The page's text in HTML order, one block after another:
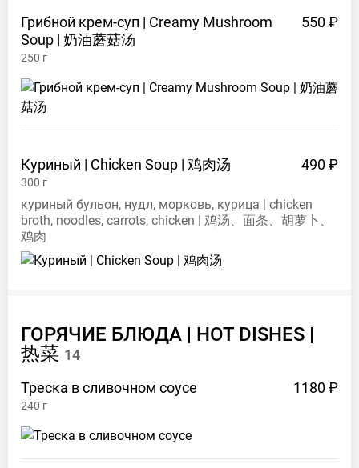
Грибной крем-суп | Creamy Mushroom
Soup | 奶油蘑菇汤
550 ₽
250 г
Куриный | Chicken Soup | 鸡肉汤 490 ₽
300 г
куриный бульон, нудл, морковь, курица | chicken
broth, noodles, carrots, chicken | 鸡汤、面条、胡萝卜、
鸡肉
ГОРЯЧИЕ БЛЮДА | HOT DISHES |
热菜 14
Треска в сливочном соусе 1180 ₽
240 г